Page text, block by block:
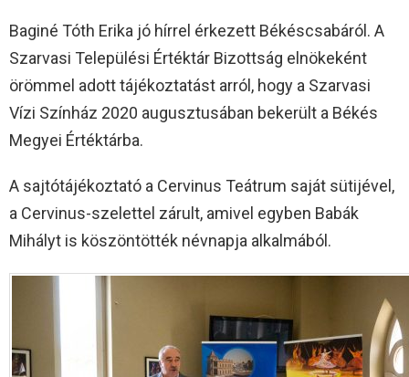
Baginé Tóth Erika jó hírrel érkezett Békéscsabáról. A
Szarvasi Települési Értéktár Bizottság elnökeként
örömmel adott tájékoztatást arról, hogy a Szarvasi
Vízi Színház 2020 augusztusában bekerült a Békés
Megyei Értéktárba.
A sajtótájékoztató a Cervinus Teátrum saját sütijével,
a Cervinus-szelettel zárult, amivel egyben Babák
Mihályt is köszöntötték névnapja alkalmából.